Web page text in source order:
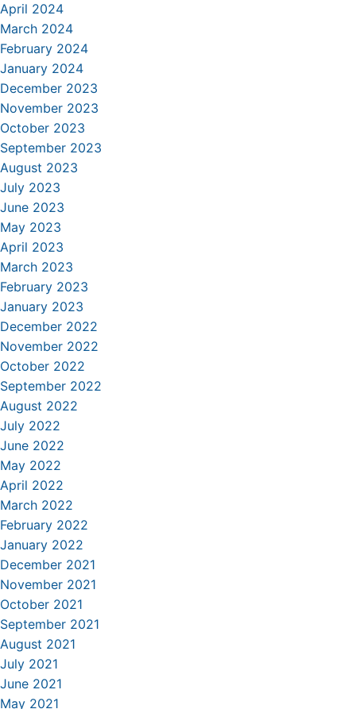
April 2024
March 2024
February 2024
January 2024
December 2023
November 2023
October 2023
September 2023
August 2023
July 2023
June 2023
May 2023
April 2023
March 2023
February 2023
January 2023
December 2022
November 2022
October 2022
September 2022
August 2022
July 2022
June 2022
May 2022
April 2022
March 2022
February 2022
January 2022
December 2021
November 2021
October 2021
September 2021
August 2021
July 2021
June 2021
May 2021